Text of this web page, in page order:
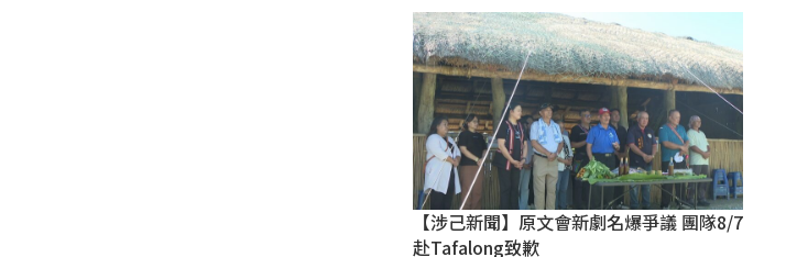
【涉己新聞】原文會新劇名爆爭議 團隊8/7
赴Tafalong致歉